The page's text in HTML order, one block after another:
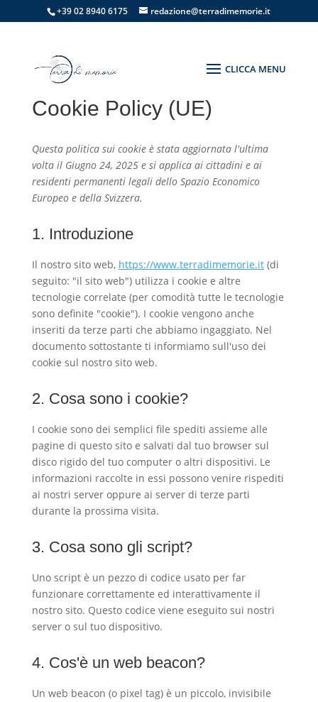
+39 02 8940 6175 redazione@terradimemorie.it
Cookie Policy (UE)
Questa politica sui cookie è stata aggiornata l'ultima
volta il Giugno 24, 2025 e si applica ai cittadini e ai
residenti permanenti legali dello Spazio Economico
Europeo e della Svizzera.
1. Introduzione
Il nostro sito web, https://www.terradimemorie.it(di
seguito: "il sito web") utilizza i cookie e altre
tecnologie correlate (per comodità tutte le tecnologie
sono definite "cookie"). I cookie vengono anche
inseriti da terze parti che abbiamo ingaggiato. Nel
documento sottostante ti informiamo sull'uso dei
cookie sul nostro sito web.
2. Cosa sono i cookie?
I cookie sono dei semplici file spediti assieme alle
pagine di questo sito e salvati dal tuo browser sul
disco rigido del tuo computer o altri dispositivi. Le
informazioni raccolte in essi possono venire rispediti
ai nostri server oppure ai server di terze parti
durante la prossima visita.
3. Cosa sono gli script?
Uno script è un pezzo di codice usato per far
funzionare correttamente ed interattivamente il
nostro sito. Questo codice viene eseguito sui nostri
server o sul tuo dispositivo.
4. Cos'è un web beacon?
Un web beacon (o pixel tag) è un piccolo, invisibile